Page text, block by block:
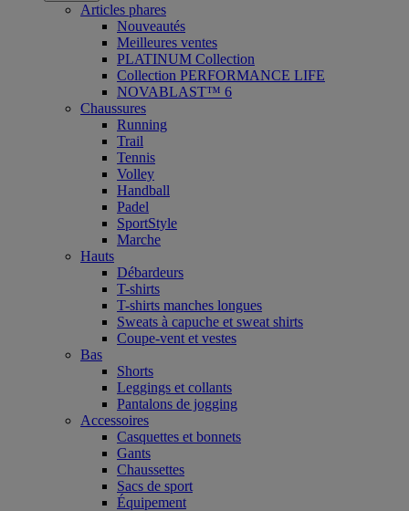
Articles phares
Nouveautés
Meilleures ventes
PLATINUM Collection
Collection PERFORMANCE LIFE
NOVABLAST™ 6
Chaussures
Running
Trail
Tennis
Volley
Handball
Padel
SportStyle
Marche
Hauts
Débardeurs
T-shirts
T-shirts manches longues
Sweats à capuche et sweat shirts
Coupe-vent et vestes
Bas
Shorts
Leggings et collants
Pantalons de jogging
Accessoires
Casquettes et bonnets
Gants
Chaussettes
Sacs de sport
Équipement